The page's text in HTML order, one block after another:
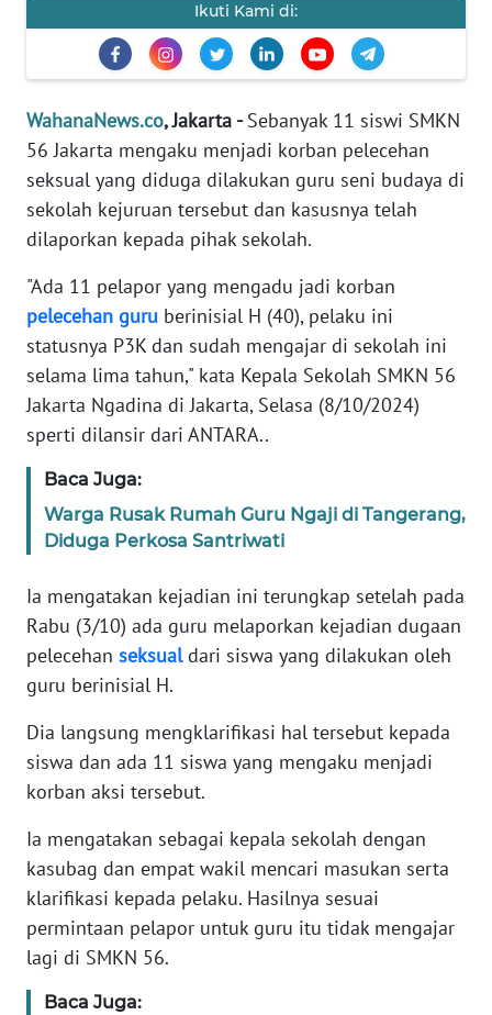
Ikuti Kami di:
WahanaNews.co, Jakarta -Sebanyak 11 siswi SMKN
56 Jakarta mengaku menjadi korban pelecehan
seksual yang diduga dilakukan guru seni budaya di
sekolah kejuruan tersebut dan kasusnya telah
dilaporkan kepada pihak sekolah.
"Ada 11 pelapor yang mengadu jadi korban
pelecehan guru berinisial H (40), pelaku ini
statusnya P3K dan sudah mengajar di sekolah ini
selama lima tahun," kata Kepala Sekolah SMKN 56
Jakarta Ngadina di Jakarta, Selasa (8/10/2024)
sperti dilansir dari ANTARA..
Baca Juga:
Warga Rusak Rumah Guru Ngaji di Tangerang,
Diduga Perkosa Santriwati
Ia mengatakan kejadian ini terungkap setelah pada
Rabu (3/10) ada guru melaporkan kejadian dugaan
pelecehan seksualdari siswa yang dilakukan oleh
guru berinisial H.
Dia langsung mengklarifikasi hal tersebut kepada
siswa dan ada 11 siswa yang mengaku menjadi
korban aksi tersebut.
Ia mengatakan sebagai kepala sekolah dengan
kasubag dan empat wakil mencari masukan serta
klarifikasi kepada pelaku. Hasilnya sesuai
permintaan pelapor untuk guru itu tidak mengajar
lagi di SMKN 56.
Baca Juga:
EDITORIAL
Informasi
INDEKS
BERITA
KONTAK
KAMI
INFO
IKLAN
TENTANG
SIBER
REDAKSI
KARIR
Wahana
News
Regional
WN
SUMUT